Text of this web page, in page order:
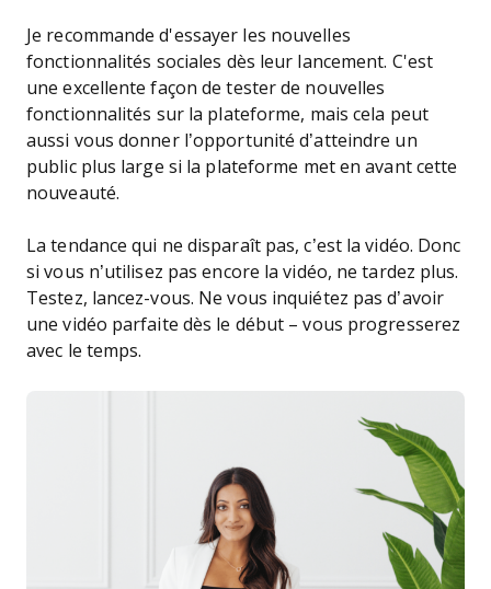
Je recommande d'essayer les nouvelles
fonctionnalités sociales dès leur lancement. C'est
une excellente façon de tester de nouvelles
fonctionnalités sur la plateforme, mais cela peut
aussi vous donner l’opportunité d’atteindre un
public plus large si la plateforme met en avant cette
nouveauté.
La tendance qui ne disparaît pas, c’est la vidéo. Donc
si vous n’utilisez pas encore la vidéo, ne tardez plus.
Testez, lancez-vous. Ne vous inquiétez pas d’avoir
une vidéo parfaite dès le début – vous progresserez
avec le temps.